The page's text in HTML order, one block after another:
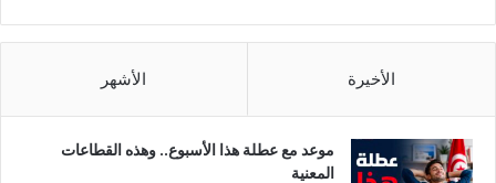
ة
ح
ح
ق
الأخيرة الأشهر
موعد مع عطلة هذا الأسبوع.. وهذه القطاعات
المعنية